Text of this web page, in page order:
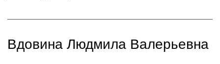
Вдовина Людмила Валерьевна